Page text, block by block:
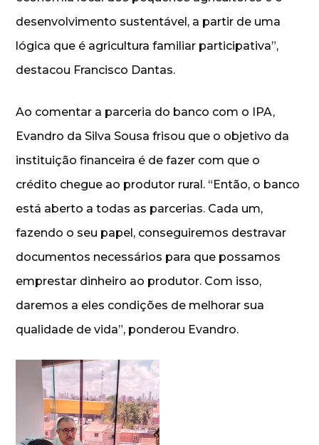
desenvolvimento sustentável, a partir de uma
lógica que é agricultura familiar participativa”,
destacou Francisco Dantas.
Ao comentar a parceria do banco com o IPA,
Evandro da Silva Sousa frisou que o objetivo da
instituição financeira é de fazer com que o
crédito chegue ao produtor rural. “Então, o banco
está aberto a todas as parcerias. Cada um,
fazendo o seu papel, conseguiremos destravar
documentos necessários para que possamos
emprestar dinheiro ao produtor. Com isso,
daremos a eles condições de melhorar sua
qualidade de vida”, ponderou Evandro.